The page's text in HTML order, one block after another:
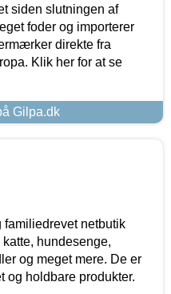
siden slutningen af
foder og importerer
direkte fra
Klik her for at se
Gilpa.dk
familiedrevet netbutik
hundesenge,
og meget mere. De er
og holdbare produkter.